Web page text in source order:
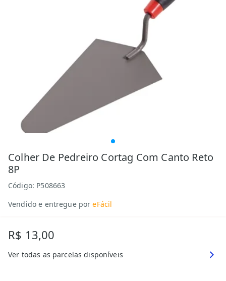
Colher De Pedreiro Cortag Com Canto Reto
8P
Código: P508663
Vendido e entregue por eFácil
R$ 13,00
Ver todas as parcelas disponíveis